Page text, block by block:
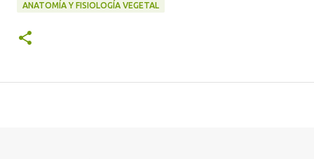
ANATOMÍA Y FISIOLOGÍA VEGETAL